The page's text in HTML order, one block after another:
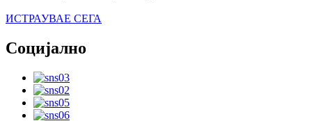
ИСТРАУВАЕ СЕГА
Социјално